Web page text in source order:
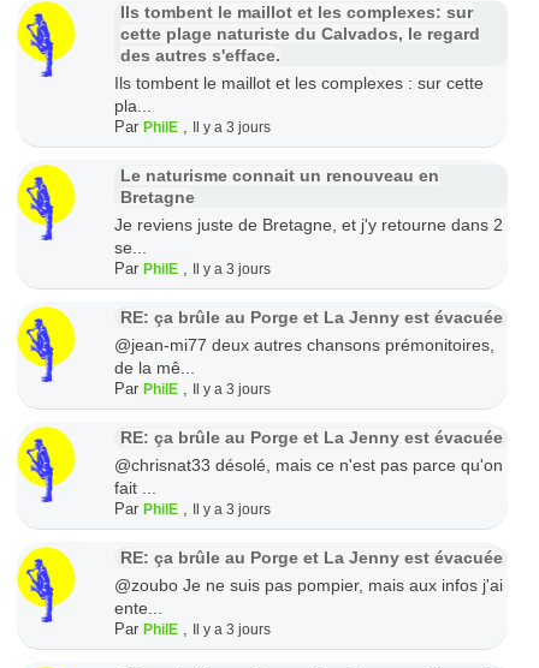
Ils tombent le maillot et les complexes: sur
cette plage naturiste du Calvados, le regard
des autres s'efface.
Ils tombent le maillot et les complexes : sur cette
pla...
ParPhilE Il y a 3 jours
Le naturisme connait un renouveau en
Bretagne
Je reviens juste de Bretagne, et j'y retourne dans 2
se...
ParPhilE Il y a 3 jours
RE: ça brûle au Porge et La Jenny est évacuée
@jean-mi77 deux autres chansons prémonitoires,
de la mê...
ParPhilE Il y a 3 jours
RE: ça brûle au Porge et La Jenny est évacuée
@chrisnat33 désolé, mais ce n'est pas parce qu'on
fait ...
ParPhilE Il y a 3 jours
RE: ça brûle au Porge et La Jenny est évacuée
@zoubo Je ne suis pas pompier, mais aux infos j'ai
ente...
ParPhilE Il y a 3 jours